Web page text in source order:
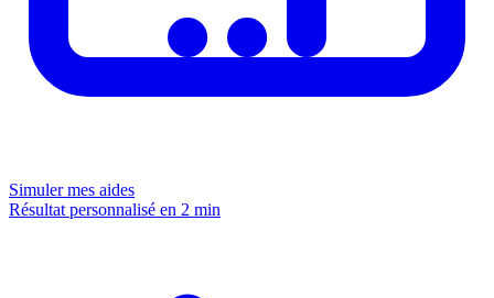
Simuler mes aides
Résultat personnalisé en 2 min